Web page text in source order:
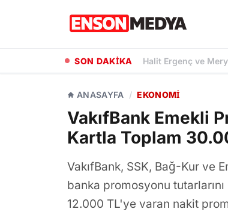
SON DAKİKA Halit Ergenç ve
ANASAYFA / EKONOMI
VakıfBank Emekli
Kartla Toplam
VakıfBank, SSK, Bağ-Kur ve
banka promosyonu tutarlarını
12.000 TL'ye varan nakit